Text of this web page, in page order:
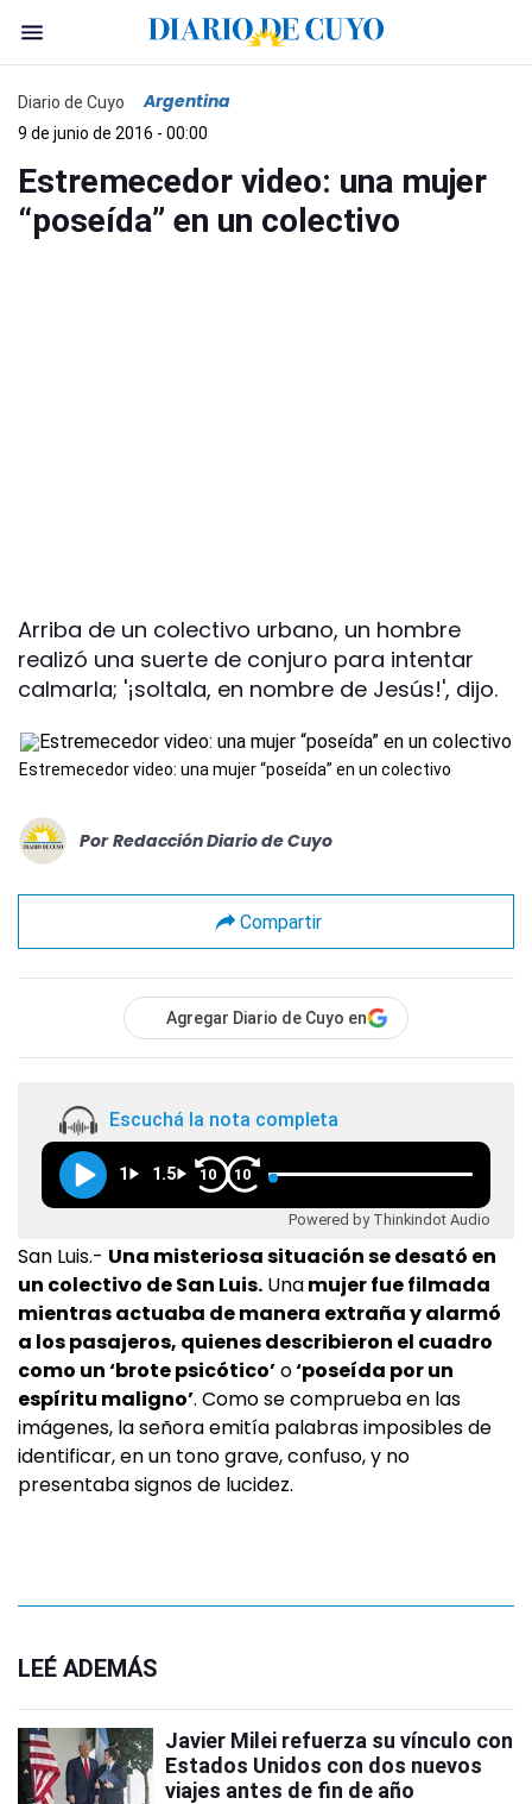
Diario de Cuyo Argentina
9 de junio de 2016 - 00:00
Estremecedor video: una mujer
“poseída” en un colectivo
Arriba de un colectivo urbano, un hombre
realizó una suerte de conjuro para intentar
calmarla; '¡soltala, en nombre de Jesús!', dijo.
Estremecedor video: una mujer “poseída” en un colectivo
Por Redacción Diario de Cuyo
Compartir
Agregar Diario de Cuyo en
Escuchá la nota completa
1 1.5 10 10
Powered by Thinkindot Audio
San Luis.- Una misteriosa situación se desató en
un colectivo de San Luis. Unamujer fue filmada
mientras actuaba de manera extraña y alarmó
a los pasajeros, quienes describieron el cuadro
como un ‘brote psicótico’o‘poseída por un
espíritu maligno’. Como se comprueba en las
imágenes, la señora emitía palabras imposibles de
identificar, en un tono grave, confuso, y no
presentaba signos de lucidez.
LEÉ ADEMÁS
Javier Milei refuerza su vínculo con
Estados Unidos con dos nuevos
viajes antes de fin de año